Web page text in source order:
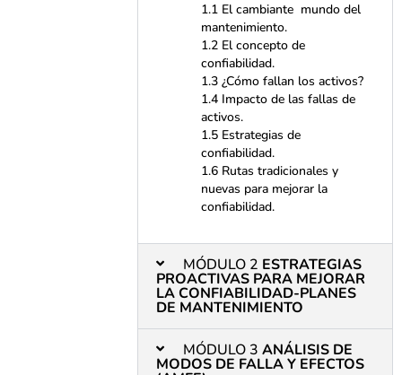
1.1 El cambiante mundo del
mantenimiento.
1.2 El concepto de
confiabilidad.
1.3 ¿Cómo fallan los activos?
1.4 Impacto de las fallas de
activos.
1.5 Estrategias de
confiabilidad.
1.6 Rutas tradicionales y
nuevas para mejorar la
confiabilidad.
MÓDULO 2 ESTRATEGIAS
PROACTIVAS PARA MEJORAR
LA CONFIABILIDAD-PLANES
DE MANTENIMIENTO
MÓDULO 3ANÁLISIS DE
MODOS DE FALLA Y EFECTOS